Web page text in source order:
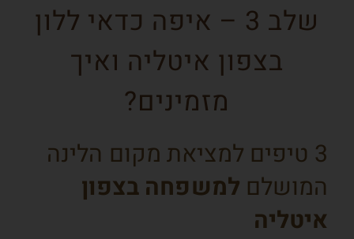
שלב 3 – איפה כדאי ללון
בצפון איטליה ואיך
מזמינים?
3 טיפים למציאת מקום הלינה
המושלם למשפחה בצפון
איטליה